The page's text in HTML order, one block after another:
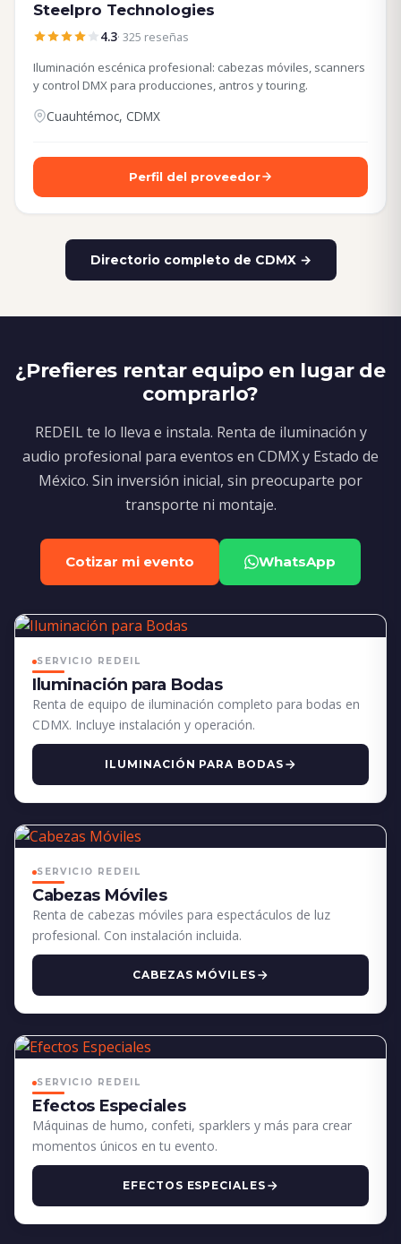
Steelpro Technologies
4.3· 325 reseñas
Iluminación escénica profesional: cabezas móviles, scanners
y control DMX para producciones, antros y touring.
Cuauhtémoc, CDMX
Perfil del proveedor
Directorio completo de CDMX →
¿Prefieres rentar equipo en lugar de
comprarlo?
REDEIL te lo lleva e instala. Renta de iluminación y
audio profesional para eventos en CDMX y Estado de
México. Sin inversión inicial, sin preocuparte por
transporte ni montaje.
Cotizar mi evento WhatsApp
SERVICIO REDEIL
Iluminación para Bodas
Renta de equipo de iluminación completo para bodas en
CDMX. Incluye instalación y operación.
ILUMINACIÓN PARA BODAS
SERVICIO REDEIL
Cabezas Móviles
Renta de cabezas móviles para espectáculos de luz
profesional. Con instalación incluida.
CABEZAS MÓVILES
SERVICIO REDEIL
Efectos Especiales
Máquinas de humo, confeti, sparklers y más para crear
momentos únicos en tu evento.
EFECTOS ESPECIALES